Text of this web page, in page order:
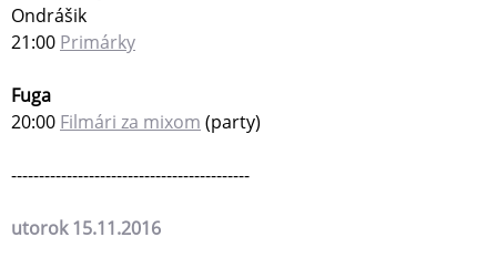
Ondrášik
21:00 Primárky
Fuga
20:00 Filmári za mixom (party)
-------------------------------------------
utorok 15.11.2016